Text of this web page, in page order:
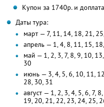
Купон за 1740р. и
Даты тура:
март — 7, 11, 14, 18, 21,
апрель — 1, 4, 8, 11, 15,
май — 1, 2, 3, 7, 8, 9, 10,
30
июнь — 3, 4, 5, 6, 10, 11,
28, 30, 31
август — 1, 2, 3, 4, 5, 6, 7,
19, 20, 21, 22, 23, 24, 25,